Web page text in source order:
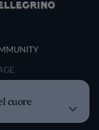
cuore